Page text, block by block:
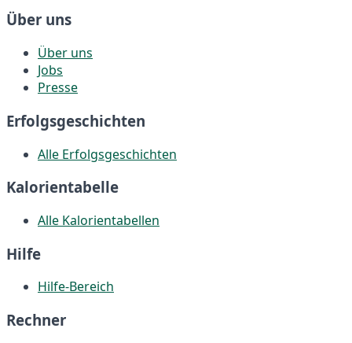
Über uns
Über uns
Jobs
Presse
Erfolgsgeschichten
Alle Erfolgsgeschichten
Kalorientabelle
Alle Kalorientabellen
Hilfe
Hilfe-Bereich
Rechner